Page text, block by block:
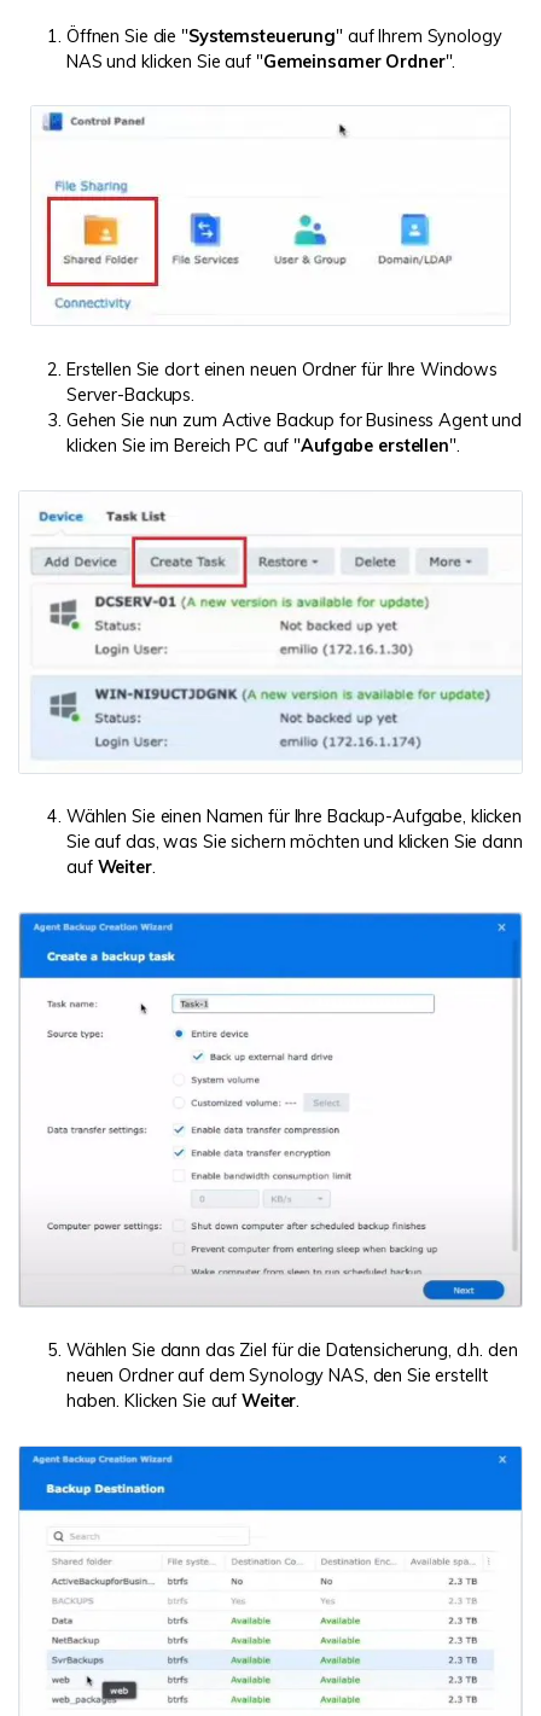
Öffnen Sie die "Systemsteuerung" auf Ihrem Synology
NAS und klicken Sie auf "Gemeinsamer Ordner".
Erstellen Sie dort einen neuen Ordner für Ihre Windows
Server-Backups.
Gehen Sie nun zum Active Backup for Business Agent und
klicken Sie im Bereich PC auf "Aufgabe erstellen".
Wählen Sie einen Namen für Ihre Backup-Aufgabe, klicken
Sie auf das, was Sie sichern möchten und klicken Sie dann
auf Weiter.
Wählen Sie dann das Ziel für die Datensicherung, d.h. den
neuen Ordner auf dem Synology NAS, den Sie erstellt
haben. Klicken Sie auf Weiter.